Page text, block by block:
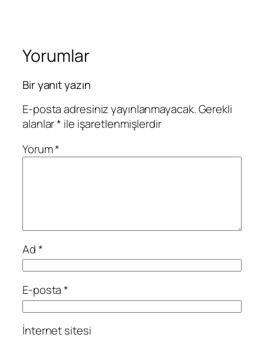
Yorumlar
Bir yanıt yazın
E-posta adresiniz yayınlanmayacak.Gerekli
alanlar* ile işaretlenmişlerdir
Yorum*
Ad*
E-posta*
İnternet sitesi